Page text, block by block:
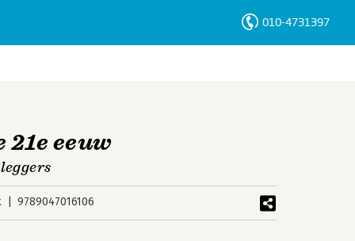
010-4731397
eeuw
9789047016106
Personen